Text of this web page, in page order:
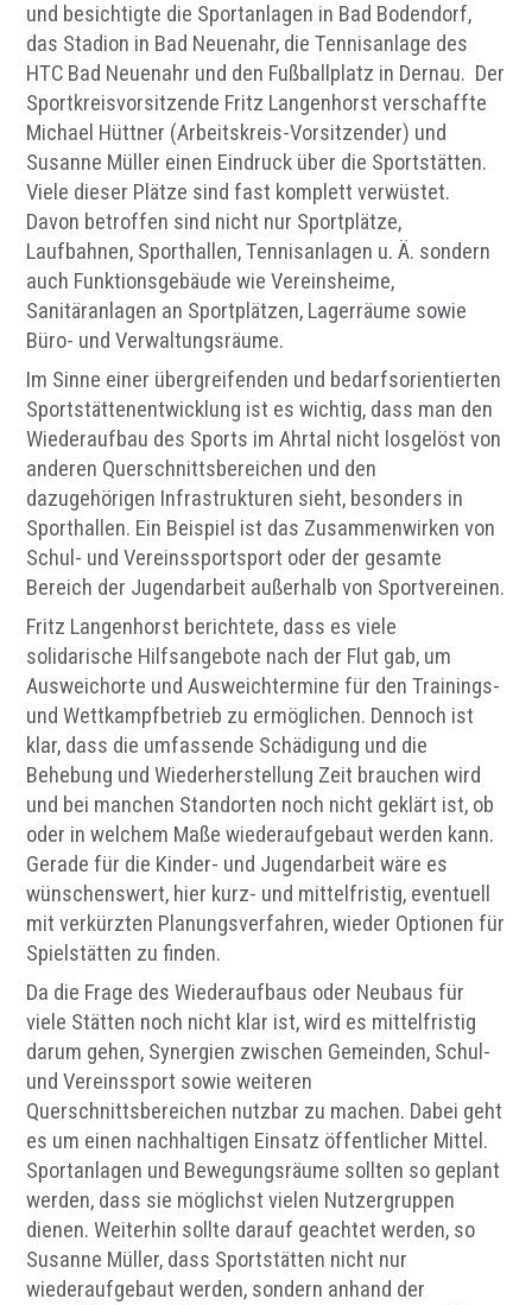
und besichtigte die Sportanlagen in Bad Bodendorf,
das Stadion in Bad Neuenahr, die Tennisanlage des
HTC Bad Neuenahr und den Fußballplatz in Dernau. Der
Sportkreisvorsitzende Fritz Langenhorst verschaffte
Michael Hüttner (Arbeitskreis-Vorsitzender) und
Susanne Müller einen Eindruck über die Sportstätten.
Viele dieser Plätze sind fast komplett verwüstet.
Davon betroffen sind nicht nur Sportplätze,
Laufbahnen, Sporthallen, Tennisanlagen u. Ä. sondern
auch Funktionsgebäude wie Vereinsheime,
Sanitäranlagen an Sportplätzen, Lagerräume sowie
Büro- und Verwaltungsräume.
Im Sinne einer übergreifenden und bedarfsorientierten
Sportstättenentwicklung ist es wichtig, dass man den
Wiederaufbau des Sports im Ahrtal nicht losgelöst von
anderen Querschnittsbereichen und den
dazugehörigen Infrastrukturen sieht, besonders in
Sporthallen. Ein Beispiel ist das Zusammenwirken von
Schul- und Vereinssportsport oder der gesamte
Bereich der Jugendarbeit außerhalb von Sportvereinen.
Fritz Langenhorst berichtete, dass es viele
solidarische Hilfsangebote nach der Flut gab, um
Ausweichorte und Ausweichtermine für den Trainings-
und Wettkampfbetrieb zu ermöglichen. Dennoch ist
klar, dass die umfassende Schädigung und die
Behebung und Wiederherstellung Zeit brauchen wird
und bei manchen Standorten noch nicht geklärt ist, ob
oder in welchem Maße wiederaufgebaut werden kann.
Gerade für die Kinder- und Jugendarbeit wäre es
wünschenswert, hier kurz- und mittelfristig, eventuell
mit verkürzten Planungsverfahren, wieder Optionen für
Spielstätten zu finden.
Da die Frage des Wiederaufbaus oder Neubaus für
viele Stätten noch nicht klar ist, wird es mittelfristig
darum gehen, Synergien zwischen Gemeinden, Schul-
und Vereinssport sowie weiteren
Querschnittsbereichen nutzbar zu machen. Dabei geht
es um einen nachhaltigen Einsatz öffentlicher Mittel.
Sportanlagen und Bewegungsräume sollten so geplant
werden, dass sie möglichst vielen Nutzergruppen
dienen. Weiterhin sollte darauf geachtet werden, so
Susanne Müller, dass Sportstätten nicht nur
wiederaufgebaut werden, sondern anhand der